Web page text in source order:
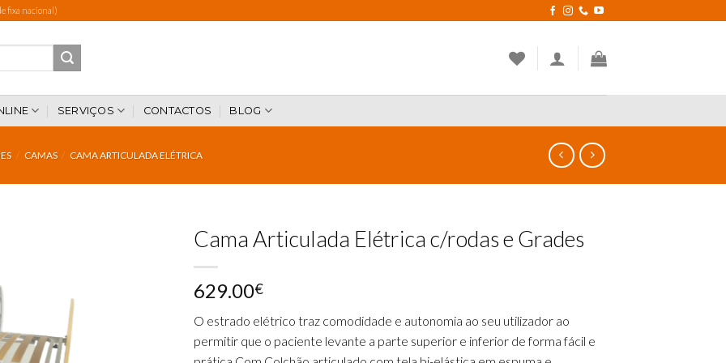
fixa nacional)
SERVIÇOS CONTACTOS BLOG
/ CAMAS / CAMA ARTICULADA ELÉTRICA
Add to
wishlist
Cama Articulada Elétrica c/rodas e Grades
629.00€
O estrado elétrico traz comodidade e autonomia ao seu utilizador ao
permitir que o paciente levante a parte superior e inferior de forma fácil e